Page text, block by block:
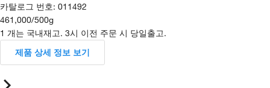
카탈로그 번호: 011492
461,000/500g
1 개는 국내재고. 3시 이전 주문 시 당일출고.
제품 상세 정보 보기